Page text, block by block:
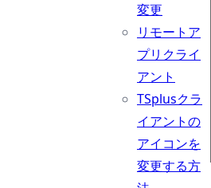
変更
リモートア
プリクライ
アント
TSplusクラ
イアントの
アイコンを
変更する方